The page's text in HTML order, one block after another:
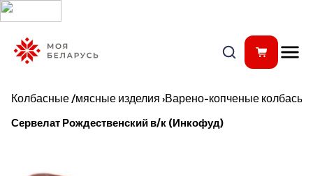
Колбасные /мясные изделия ›Варено-копченые колбасы
Сервелат Рождественский в/к (Инкофуд)